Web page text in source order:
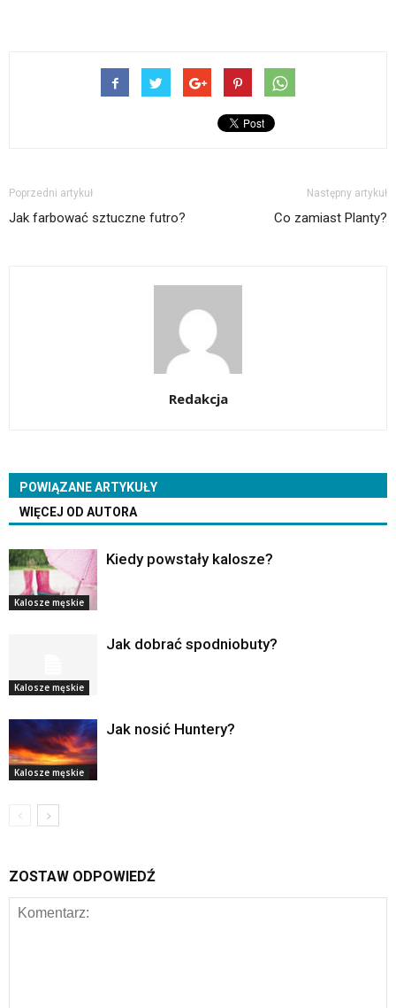
Poprzedni artykuł
Jak farbować sztuczne futro?
Następny artykuł
Co zamiast Planty?
Redakcja
POWIĄZANE ARTYKUŁY
WIĘCEJ OD AUTORA
Kalosze męskie
Kiedy powstały kalosze?
Kalosze męskie
Jak dobrać spodniobuty?
Kalosze męskie
Jak nosić Huntery?
ZOSTAW ODPOWIEDŹ